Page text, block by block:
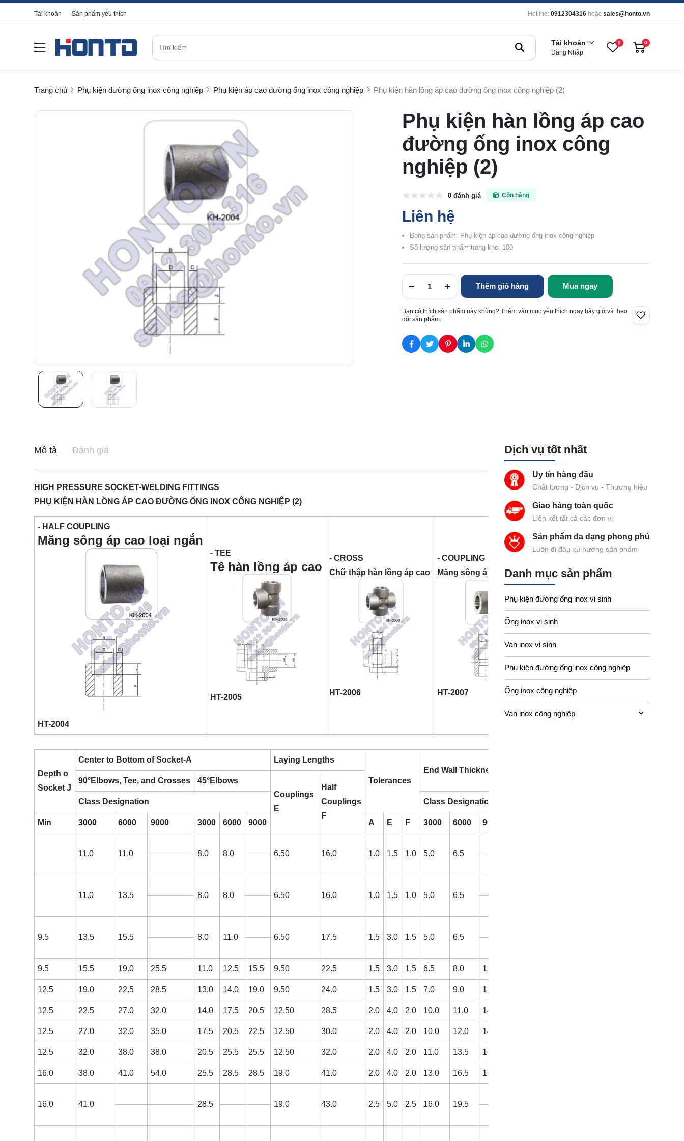
Tài khoản Sản phẩm yêu thích Hotline: 0912304316 hoặc sales@honto.vn
Tài khoản
Đăng Nhập
0 0
Trang chủ Phụ kiện đường ống inox công nghiệp Phụ kiện áp cao đường ống inox công nghiệp Phụ kiện hàn lồng áp cao đường ống inox công nghiệp (2)
Phụ kiện hàn lồng áp cao
đường ống inox công
nghiệp (2)
0 đánh giá Còn hàng
Liên hệ
Dòng sản phẩm: Phụ kiện áp cao đường ống inox công nghiệp
Số lượng sản phẩm trong kho: 100
Thêm giỏ hàng Mua ngay
Bạn có thích sản phẩm này không? Thêm vào mục yêu thích ngay bây giờ và theo
dõi sản phẩm.
Mô tả Đánh giá
HIGH PRESSURE SOCKET-WELDING FITTINGS
PHỤ KIỆN HÀN LỒNG ÁP CAO ĐƯỜNG ỐNG INOX CÔNG NGHIỆP (2)
- HALF COUPLING
Măng sông áp cao loại ngắn
HT-2004
- TEE
Tê hàn lồng áp cao
HT-2005
- CROSS
Chữ thập hàn lồng áp cao
HT-2006
- COUPLING
Măng sông áp cao loại dài
HT-2007
Depth o
Socket J
Center to Bottom of Socket-A Laying Lengths
Tolerances
End Wall Thickness K
90°Elbows, Tee, and Crosses
45°Elbows
Couplings
E
Half
Couplings
F
Class Designation Class Designation
Min 3000 6000 9000 3000 6000 9000 A E F 3000 6000 9000
11.0 11.0 8.0 8.0 6.50 16.0 1.0 1.5 1.0 5.0 6.5
11.0 13.5 8.0 8.0 6.50 16.0 1.0 1.5 1.0 5.0 6.5
9.5 13.5 15.5 8.0 11.0 6.50 17.5 1.5 3.0 1.5 5.0 6.5
9.5 15.5 19.0 25.5 11.0 12.5 15.5 9.50 22.5 1.5 3.0 1.5 6.5 8.0 11.0
12.5 19.0 22.5 28.5 13.0 14.0 19.0 9.50 24.0 1.5 3.0 1.5 7.0 9.0 13.0
12.5 22.5 27.0 32.0 14.0 17.5 20.5 12.50 28.5 2.0 4.0 2.0 10.0 11.0 14.0
12.5 27.0 32.0 35.0 17.5 20.5 22.5 12.50 30.0 2.0 4.0 2.0 10.0 12.0 14.0
12.5 32.0 38.0 38.0 20.5 25.5 25.5 12.50 32.0 2.0 4.0 2.0 11.0 13.5 16.0
16.0 38.0 41.0 54.0 25.5 28.5 28.5 19.0 41.0 2.0 4.0 2.0 13.0 16.5 19.0
16.0 41.0 28.5 19.0 43.0 2.5 5.0 2.5 16.0 19.5
Dịch vụ tốt nhất
Uy tín hàng đầu
Chất lượng - Dịch vụ - Thương hiệu
Giao hàng toàn quốc
Liên kết tất cả các đơn vị
Sản phẩm đa dạng phong phú
Luôn đi đầu xu hướng sản phẩm
Danh mục sản phẩm
Phụ kiện đường ống inox vi sinh
Ống inox vi sinh
Van inox vi sinh
Phụ kiện đường ống inox công nghiệp
Ống inox công nghiệp
Van inox công nghiệp